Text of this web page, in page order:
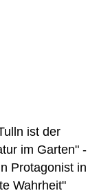
ist der
im Garten" -
Protagonist in
Wahrheit"